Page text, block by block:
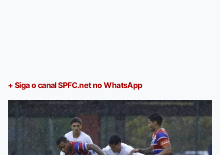
+ Siga o canal SPFC.net no WhatsApp